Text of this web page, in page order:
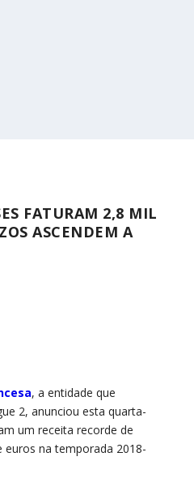
FATURAM 2,8 MIL
ASCENDEM A
, a entidade que
2, anunciou esta quarta-
um receita recorde de
euros na temporada 2018-